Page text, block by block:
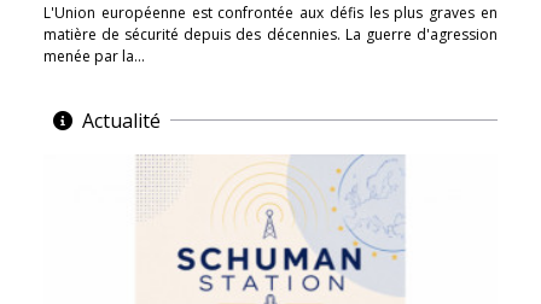
L'Union européenne est confrontée aux défis les plus graves en
matière de sécurité depuis des décennies. La guerre d'agression
menée par la...
Actualité